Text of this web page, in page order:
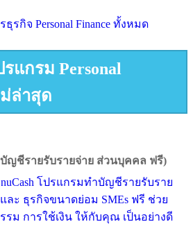
กิจ Personal Finance ทั้งหมด
แกรม Personal
ล่าสุด
บัญชีรายรับรายจ่าย ส่วนบุคคล ฟรี)
โปรแกรมทำบัญชีรายรับราย
ะ ธุรกิจขนาดย่อม SMEs ฟรี ช่วย
ม การใช้เงิน ให้กับคุณ เป็นอย่างดี